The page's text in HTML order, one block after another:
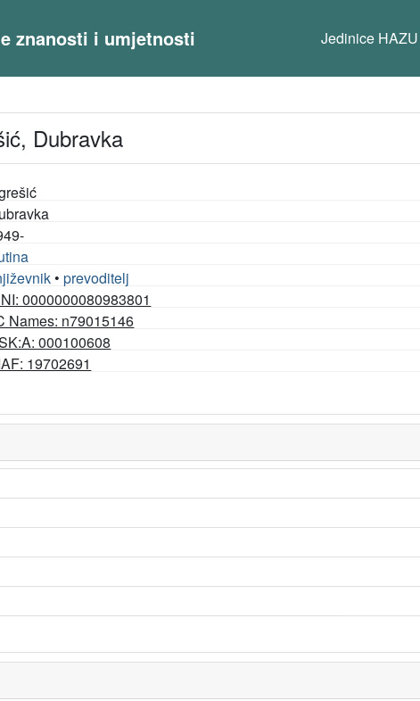
znanosti i umjetnosti Jedinice HAZU
Dubravka
•prevoditelj
0000000080983801
Names: n79015146
000100608
19702691